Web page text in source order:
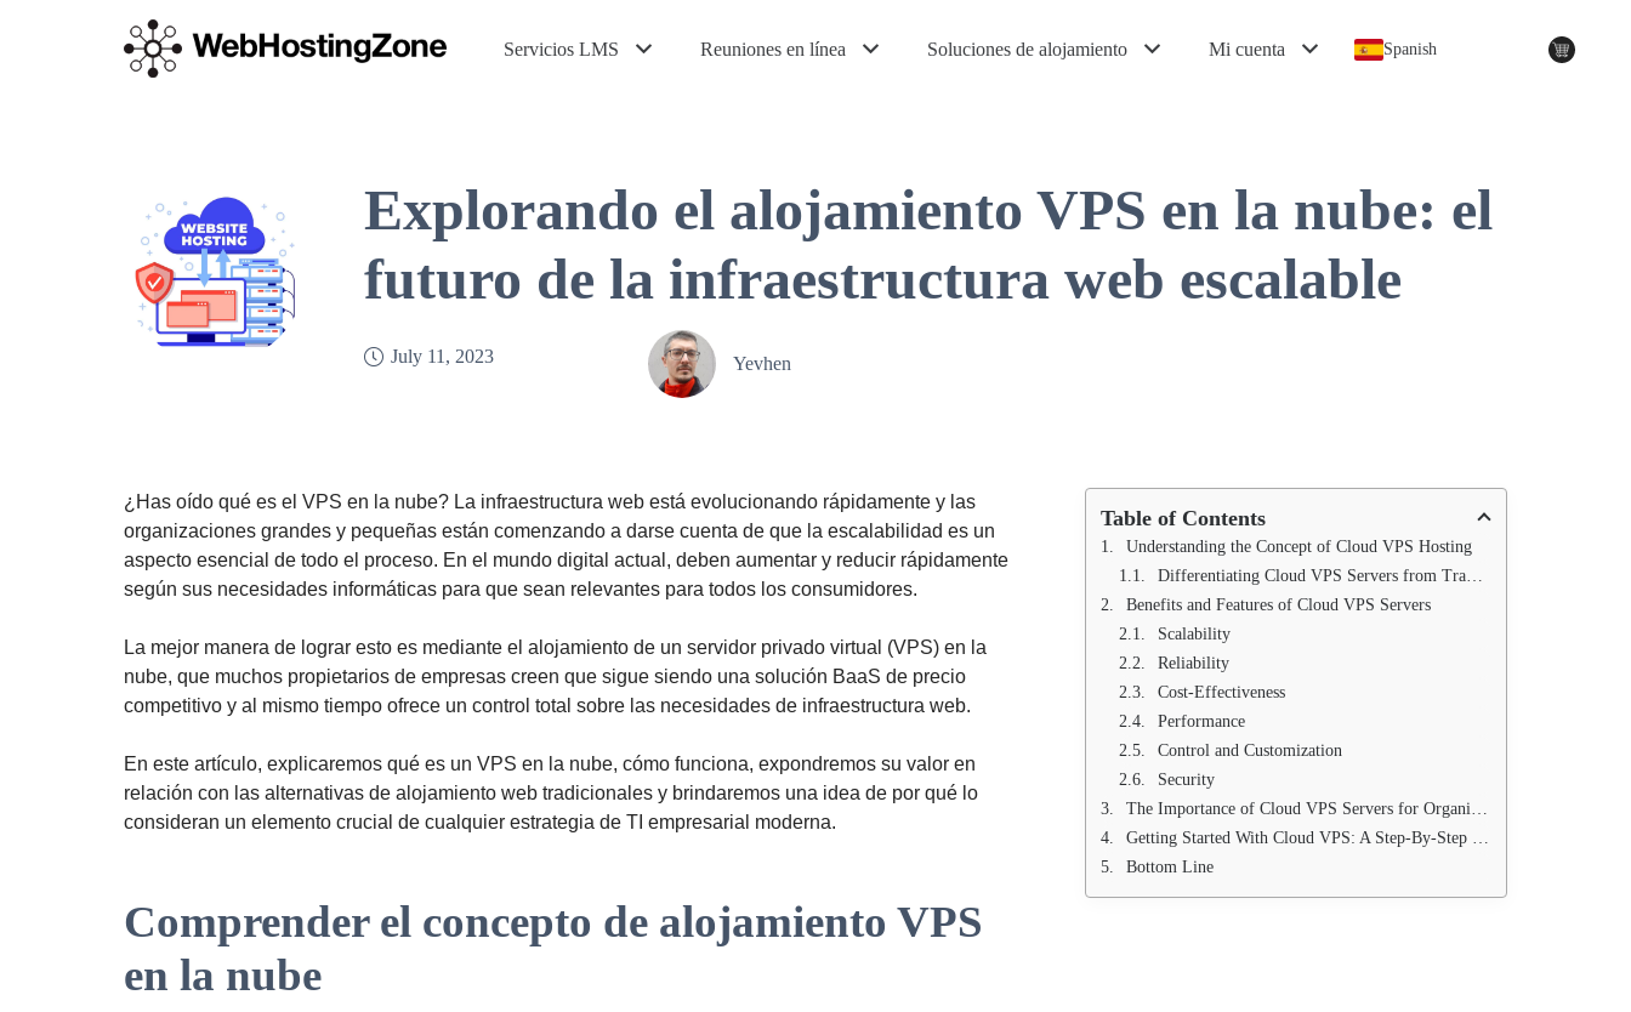
Servicios LMS Reuniones en línea Soluciones de alojamiento Mi cuenta Spanish
Explorando el alojamiento VPS en la nube: el
futuro de la infraestructura web escalable
July 11, 2023 Yevhen
¿Has oído qué es el VPS en la nube? La infraestructura web está evolucionando rápidamente y las
organizaciones grandes y pequeñas están comenzando a darse cuenta de que la escalabilidad es un
aspecto esencial de todo el proceso. En el mundo digital actual, deben aumentar y reducir rápidamente
según sus necesidades informáticas para que sean relevantes para todos los consumidores.
La mejor manera de lograr esto es mediante el alojamiento de un servidor privado virtual (VPS) en la
nube, que muchos propietarios de empresas creen que sigue siendo una solución BaaS de precio
competitivo y al mismo tiempo ofrece un control total sobre las necesidades de infraestructura web.
En este artículo, explicaremos qué es un VPS en la nube, cómo funciona, expondremos su valor en
relación con las alternativas de alojamiento web tradicionales y brindaremos una idea de por qué lo
consideran un elemento crucial de cualquier estrategia de TI empresarial moderna.
Comprender el concepto de alojamiento VPS
en la nube
Table of Contents
Understanding the Concept of Cloud VPS Hosting
Differentiating Cloud VPS Servers from Traditional VPS
Benefits and Features of Cloud VPS Servers
Scalability
Reliability
Cost-Effectiveness
Performance
Control and Customization
Security
The Importance of Cloud VPS Servers for Organizations
Getting Started With Cloud VPS: A Step-By-Step Guide
Bottom Line